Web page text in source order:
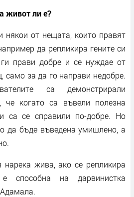
живот ли е?
от нещата, които правят
да репликира гените си
прави добре и се нуждае от
за да го направи недобре.
са демонстрирали
когато са въвели полезна
са се справили по-добре. Но
да бъде въведена умишлено, а
жива, ако се репликира
способна на дарвинистка